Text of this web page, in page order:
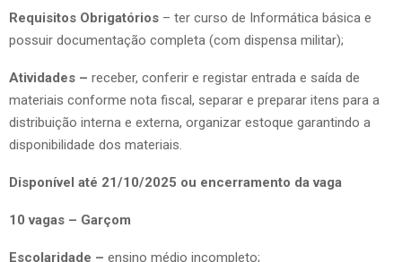
Requisitos Obrigatórios – ter curso de Informática básica e
possuir documentação completa (com dispensa militar);
Atividades – receber, conferir e registar entrada e saída de
materiais conforme nota fiscal, separar e preparar itens para a
distribuição interna e externa, organizar estoque garantindo a
disponibilidade dos materiais.
Disponível até 21/10/2025 ou encerramento da vaga
10 vagas – Garçom
Escolaridade – ensino médio incompleto;